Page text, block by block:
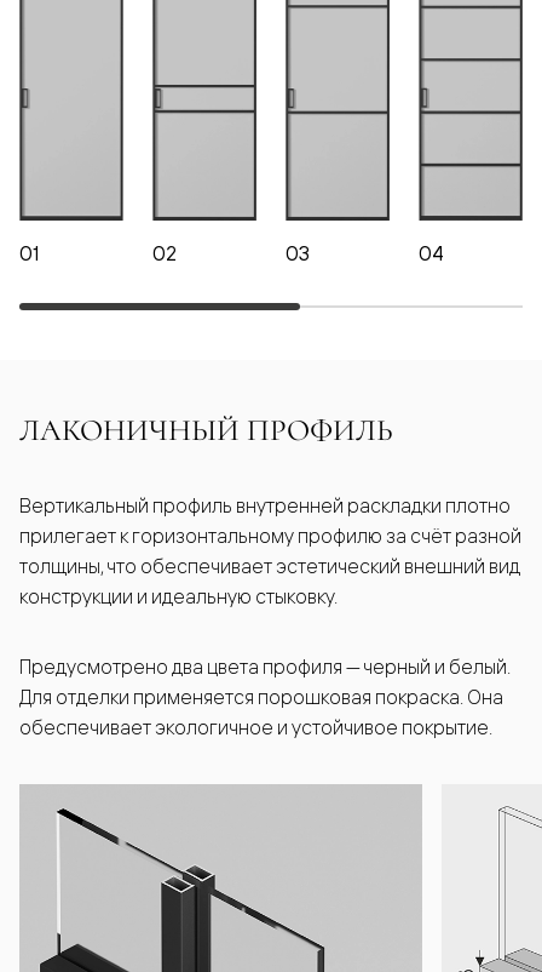
01 02 03 04
ЛАКОНИЧНЫЙ ПРОФИЛЬ
Вертикальный профиль внутренней раскладки плотно
прилегает к горизонтальному профилю за счёт разной
толщины, что обеспечивает эстетический внешний вид
конструкции и идеальную стыковку.
Предусмотрено два цвета профиля — черный и белый.
Для отделки применяется порошковая покраска. Она
обеспечивает экологичное и устойчивое покрытие.